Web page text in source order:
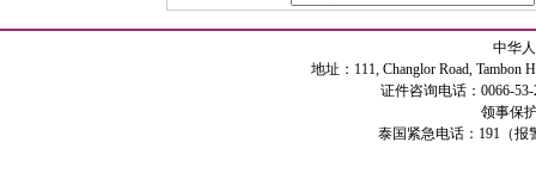
中华
地址：111, Changlor Road, Tambon
证件咨询电话：0066-
领事保
泰国紧急电话：191（报